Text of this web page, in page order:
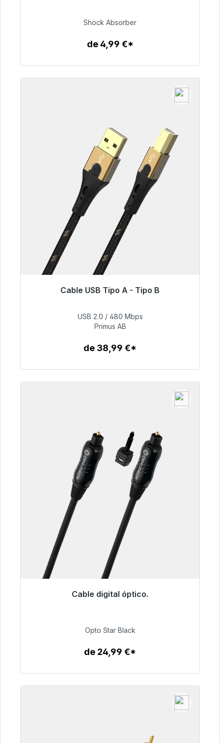
54,99 €
Shock Absorber
de 4,99 €*
Cable USB Tipo A - Tipo B
Listo para envío inmediato, plazo de entrega
76,99 €
USB 2.0 / 480 Mbps
Primus AB
de 38,99 €*
Cable digital óptico.
Listo para envío inmediato, plazo de entrega
93,00 €
Opto Star Black
de 24,99 €*